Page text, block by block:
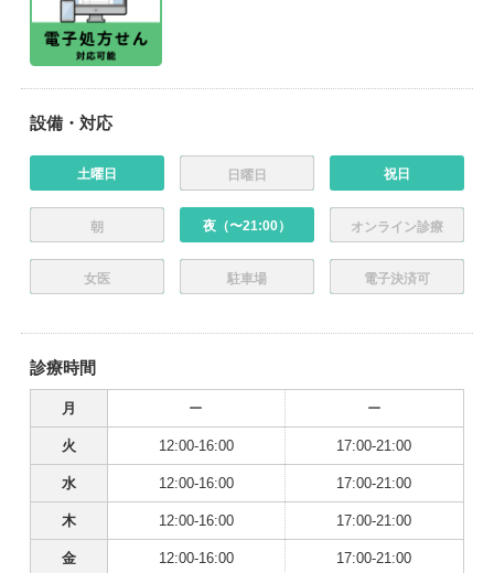
設備・対応
土曜日 日曜日 祝日
朝 夜（〜21:00） オンライン診療
女医 駐車場 電子決済可
診療時間
月 ー ー
火 12:00-16:00 17:00-21:00
水 12:00-16:00 17:00-21:00
木 12:00-16:00 17:00-21:00
金 12:00-16:00 17:00-21:00